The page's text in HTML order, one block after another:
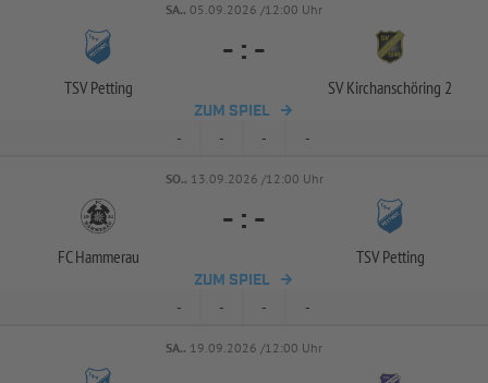
SA.. 05.09.2026 /12:00 Uhr
TSV Petting
- : -
SV Kirchanschöring 2
ZUM SPIEL
- - - -
SO.. 13.09.2026 /12:00 Uhr
FC Hammerau
- : -
TSV Petting
ZUM SPIEL
- - - -
SA.. 19.09.2026 /12:00 Uhr